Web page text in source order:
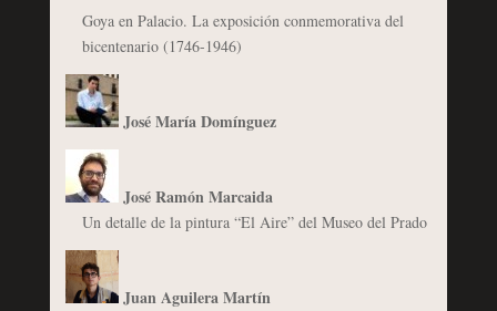
Goya en Palacio. La exposición conmemorativa del
bicentenario (1746-1946)
José María Domínguez
José Ramón Marcaida
Un detalle de la pintura “El Aire” del Museo del Prado
Juan Aguilera Martín